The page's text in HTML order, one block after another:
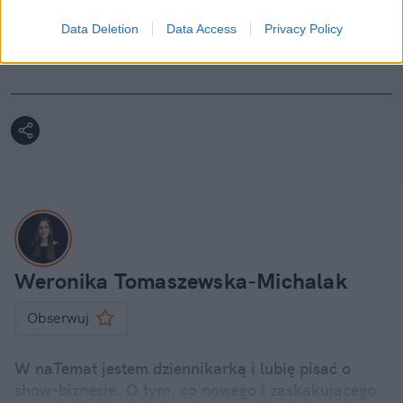
Data Deletion Data Access Privacy Policy
Więcej:
Weronika Tomaszewska-Michalak
Obserwuj
W naTemat jestem dziennikarką i lubię pisać o